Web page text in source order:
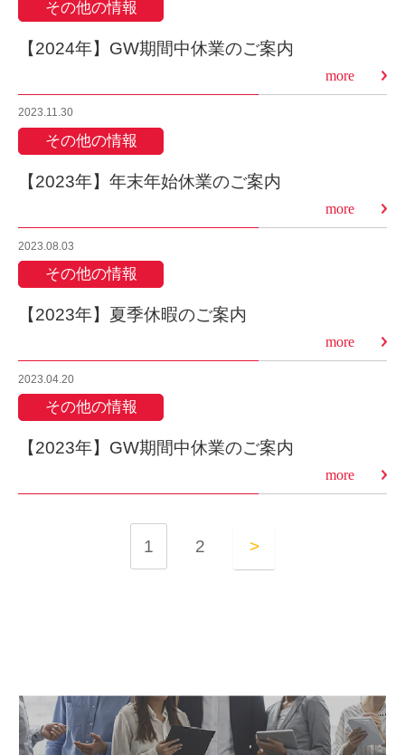
その他の情報
【2024年】GW期間中休業のご案内
more
2023.11.30
その他の情報
【2023年】年末年始休業のご案内
more
2023.08.03
その他の情報
【2023年】夏季休暇のご案内
more
2023.04.20
その他の情報
【2023年】GW期間中休業のご案内
more
1 2 >